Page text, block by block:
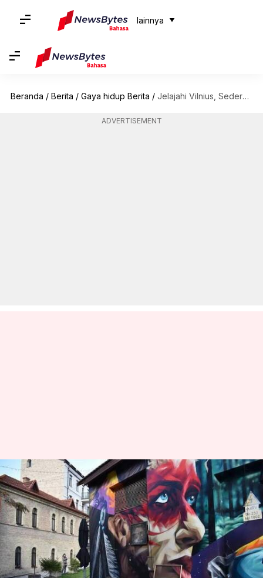
lainnya
Beranda / Berita / Gaya hidup Berita / Jelajahi Vilnius, Sederet Lokasi Tersembunyi Di Lituania
ADVERTISEMENT
Jelajahi Vilnius, Sederet Lokasi
Tersembunyi Di Lituania
menulis Handoko Mar 28, 2024 10:35 am
Apa ceritanya
Vilnius, ibu kota Lituania, adalah kota yang